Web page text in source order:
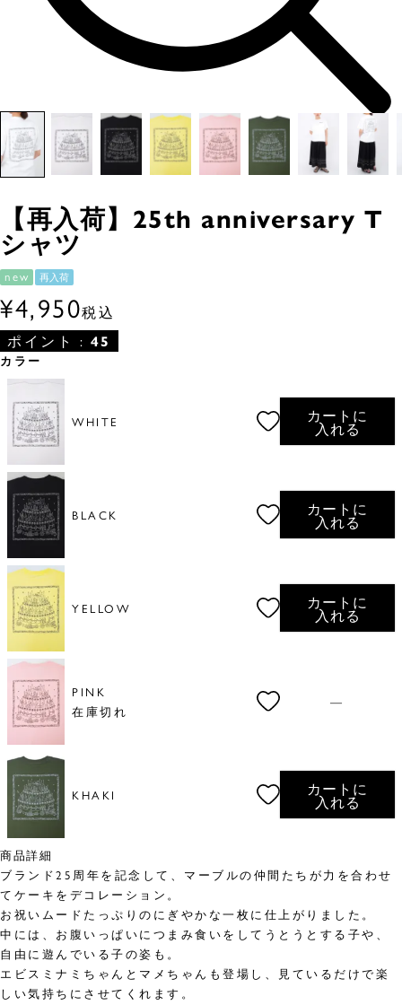
【再入荷】25th anniversary T
シャツ
new 再入荷
¥4,950税込
ポイント : 45
カラー
WHITE
カートに
入れる
BLACK
カートに
入れる
YELLOW
カートに
入れる
PINK
在庫切れ
—
KHAKI
カートに
入れる
商品詳細
ブランド25周年を記念して、マーブルの仲間たちが力を合わせ
てケーキをデコレーション。
お祝いムードたっぷりのにぎやかな一枚に仕上がりました。
中には、お腹いっぱいにつまみ食いをしてうとうとする子や、
自由に遊んでいる子の姿も。
エビスミナミちゃんとマメちゃんも登場し、見ているだけで楽
しい気持ちにさせてくれます。